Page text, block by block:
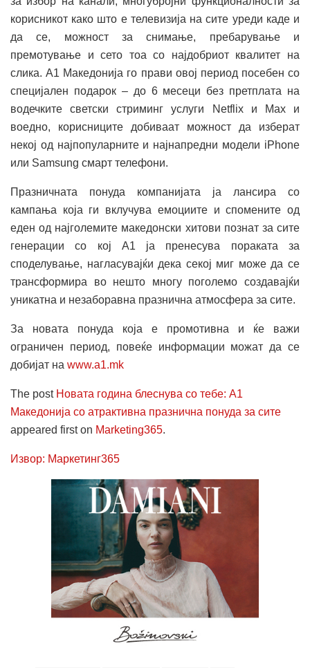
корисникот како што е телевизија на сите уреди каде и
да се, можност за снимање, пребарување и
премотување и сето тоа со најдобриот квалитет на
слика. А1 Македонија го прави овој период посебен со
специјален подарок – до 6 месеци без претплата на
водечките светски стриминг услуги Netflix и Max и
воедно, корисниците добиваат можност да изберат
некој од најпопуларните и најнапредни модели iPhone
или Samsung смарт телефони.
Празничната понуда компанијата ја лансира со
кампања која ги вклучува емоциите и спомените од
еден од најголемите македонски хитови познат за сите
генерации со кој А1 ја пренесува пораката за
споделување, нагласувајќи дека секој миг може да се
трансформира во нешто многу поголемо создавајќи
уникатна и незаборавна празнична атмосфера за сите.
За новата понуда која е промотивна и ќе важи
ограничен период, повеќе информации можат да се
добијат на www.a1.mk
The post Новата година блеснува со тебе: A1
Македонија со атрактивна празнична понуда за сите
appeared first on Marketing365.
Извор: Маркетинг365